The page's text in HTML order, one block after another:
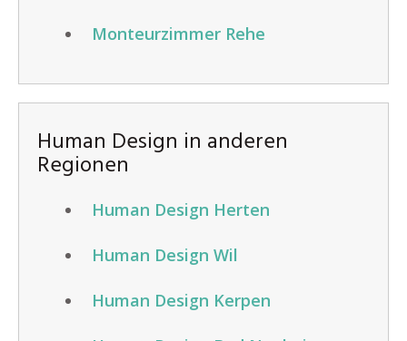
Monteurzimmer Rehe
Human Design in anderen
Regionen
Human Design Herten
Human Design Wil
Human Design Kerpen